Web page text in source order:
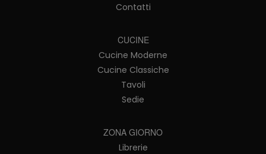
Contatti
CUCINE
Cucine Moderne
Cucine Classiche
Tavoli
Sedie
ZONA GIORNO
Librerie